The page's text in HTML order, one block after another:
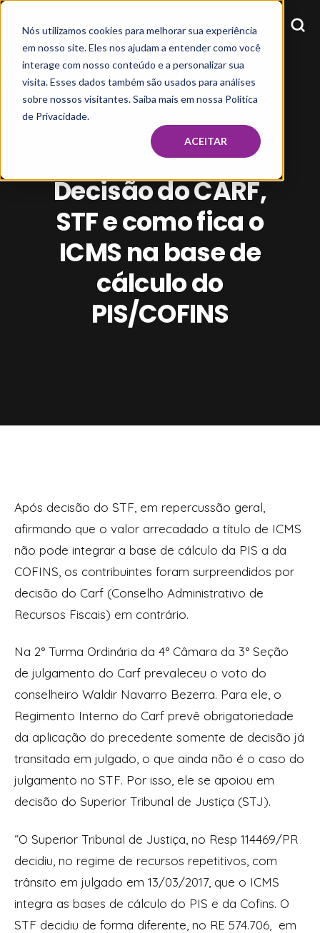
Nós utilizamos cookies para melhorar sua experiência
em nosso site. Eles nos ajudam a entender como você
interage com nosso conteúdo e a personalizar sua
visita. Esses dados também são usados para análises
sobre nossos visitantes. Saiba mais em nossa Política
de Privacidade.
ACEITAR
APR 22, 2019, 10:05:52 AM
Decisão do CARF,
STF e como fica o
ICMS na base de
cálculo do
PIS/COFINS
Após decisão do STF, em repercussão geral,
afirmando que o valor arrecadado a título de ICMS
não pode integrar a base de cálculo da PIS a da
COFINS, os contribuintes foram surpreendidos por
decisão do Carf (Conselho Administrativo de
Recursos Fiscais) em contrário.
Na 2° Turma Ordinária da 4° Câmara da 3° Seção
de julgamento do Carf prevaleceu o voto do
conselheiro Waldir Navarro Bezerra. Para ele, o
Regimento Interno do Carf prevê obrigatoriedade
da aplicação do precedente somente de decisão já
transitada em julgado, o que ainda não é o caso do
julgamento no STF. Por isso, ele se apoiou em
decisão do Superior Tribunal de Justiça (STJ).
“O Superior Tribunal de Justiça, no Resp 114469/PR
decidiu, no regime de recursos repetitivos, com
trânsito em julgado em 13/03/2017, que o ICMS
integra as bases de cálculo do PIS e da Cofins. O
STF decidiu de forma diferente, no RE 574.706, em